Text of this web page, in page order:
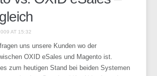
AT 15:32
uns unsere Kunden wo der
OXID eSales und Magento ist.
zum heutigen Stand bei beiden Systemen